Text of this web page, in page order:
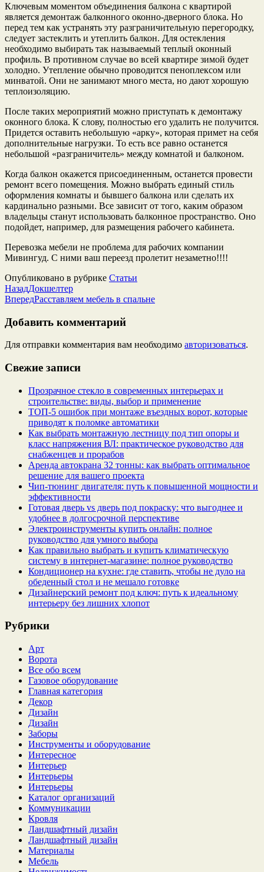
Ключевым моментом объединения балкона с квартирой
является демонтаж балконного оконно-дверного блока. Но
перед тем как устранять эту разграничительную перегородку,
следует застеклить и утеплить балкон. Для остекления
необходимо выбирать так называемый теплый оконный
профиль. В противном случае во всей квартире зимой будет
холодно. Утепление обычно проводится пеноплексом или
минватой. Они не занимают много места, но дают хорошую
теплоизоляцию.
После таких мероприятий можно приступать к демонтажу
оконного блока. К слову, полностью его удалить не получится.
Придется оставить небольшую «арку», которая примет на себя
дополнительные нагрузки. То есть все равно останется
небольшой «разграничитель» между комнатой и балконом.
Когда балкон окажется присоединенным, останется провести
ремонт всего помещения. Можно выбрать единый стиль
оформления комнаты и бывшего балкона или сделать их
кардинально разными. Все зависит от того, каким образом
владельцы станут использовать балконное пространство. Оно
подойдет, например, для размещения рабочего кабинета.
Перевозка мебели не проблема для рабочих компании
Мивингуд. С ними ваш переезд пролетит незаметно!!!!
Опубликовано в рубрике Статьи
НазадДокшелтер
ВпередРасставляем мебель в спальне
Добавить комментарий
Для отправки комментария вам необходимо авторизоваться.
Свежие записи
Прозрачное стекло в современных интерьерах и
строительстве: виды, выбор и применение
ТОП-5 ошибок при монтаже въездных ворот, которые
приводят к поломке автоматики
Как выбрать монтажную лестницу под тип опоры и
класс напряжения ВЛ: практическое руководство для
снабженцев и прорабов
Аренда автокрана 32 тонны: как выбрать оптимальное
решение для вашего проекта
Чип‑тюнинг двигателя: путь к повышенной мощности и
эффективности
Готовая дверь vs дверь под покраску: что выгоднее и
удобнее в долгосрочной перспективе
Электроинструменты купить онлайн: полное
руководство для умного выбора
Как правильно выбрать и купить климатическую
систему в интернет‑магазине: полное руководство
Кондиционер на кухне: где ставить, чтобы не дуло на
обеденный стол и не мешало готовке
Дизайнерский ремонт под ключ: путь к идеальному
интерьеру без лишних хлопот
Рубрики
Арт
Ворота
Все обо всем
Газовое оборудование
Главная категория
Декор
Дизайн
Дизайн
Заборы
Инструменты и оборудование
Интересное
Интерьер
Интерьеры
Интерьеры
Каталог организаций
Коммуникации
Кровля
Ландшафтный дизайн
Ландшафтный дизайн
Материалы
Мебель